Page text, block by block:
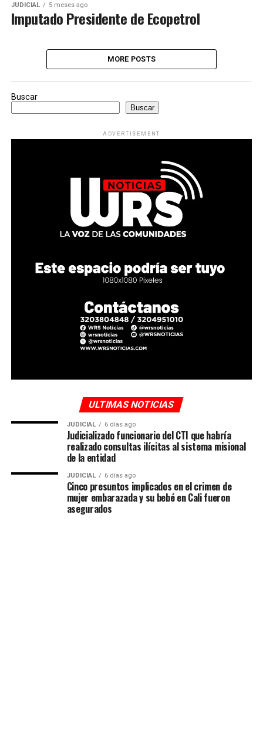
JUDICIAL 5 meses ago
Imputado Presidente de Ecopetrol
MORE POSTS
Buscar
Buscar
ADVERTISEMENT
ULTIMAS NOTICIAS
JUDICIAL 6 días ago
Judicializado funcionario del CTI que habría
realizado consultas ilícitas al sistema misional
de la entidad
JUDICIAL 6 días ago
Cinco presuntos implicados en el crimen de
mujer embarazada y su bebé en Cali fueron
asegurados